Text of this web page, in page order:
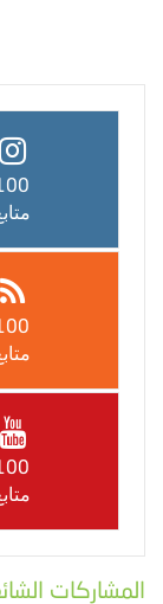
المشاركات